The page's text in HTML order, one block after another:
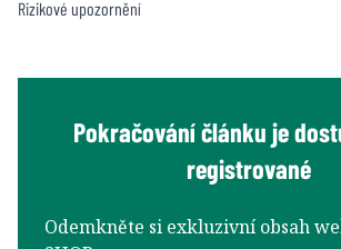
Rizikové upozornění
Pokračování článku je
registrované
Odemkněte si exkluzivní obsah